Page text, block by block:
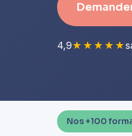
4,9★★★★★
Nos +100